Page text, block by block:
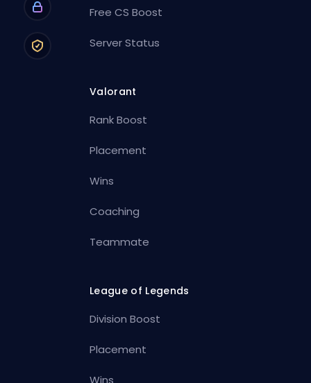
Free CS Boost
Server Status
Valorant
Rank Boost
Placement
Wins
Coaching
Teammate
League of Legends
Division Boost
Placement
Wins